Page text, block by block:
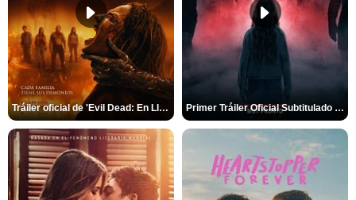
Tráiler oficial de 'Evil Dead: En Llamas' Primer Tráiler Oficial Subtitulado de 'La Noche Del Demonio: Están Entre Nosotros'